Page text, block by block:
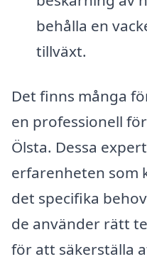
behålla en
tillväxt.
Det finns många
en professionell
Ölsta. Dessa
erfarenheten som
det specifika
de använder rätt
för att säkerställa